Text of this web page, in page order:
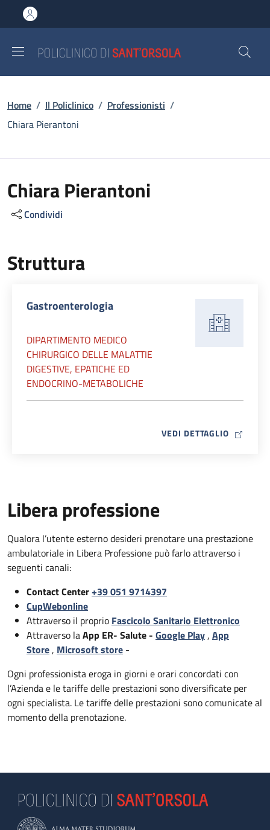
al contenuto principale
to footer content
Briciole di pane
Home / Il Policlinico / Professionisti /
Chiara Pierantoni
Chiara Pierantoni
Condividi
Struttura
Gastroenterologia
DIPARTIMENTO MEDICO
CHIRURGICO DELLE MALATTIE
DIGESTIVE, EPATICHE ED
ENDOCRINO-METABOLICHE
VEDI DETTAGLIO MAP ICON
Libera professione
Qualora l’utente esterno desideri prenotare una prestazione
ambulatoriale in Libera Professione può farlo attraverso i
seguenti canali:
Contact Center+39 051 9714397
CupWebonline
Attraverso il proprio Fascicolo Sanitario Elettronico
Attraverso laApp ER- Salute - Google Play, App
Store, Microsoft store -
Ogni professionista eroga in giorni e orari concordati con
l’Azienda e le tariffe delle prestazioni sono diversificate per
ogni specialista. Le tariffe delle prestazioni sono comunicate al
momento della prenotazione.